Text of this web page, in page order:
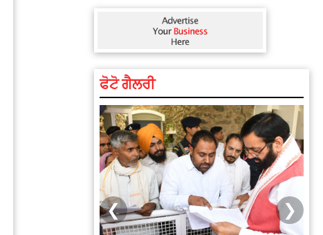
ਫੋਟੋ ਗੈਲਰੀ
❮ ❯